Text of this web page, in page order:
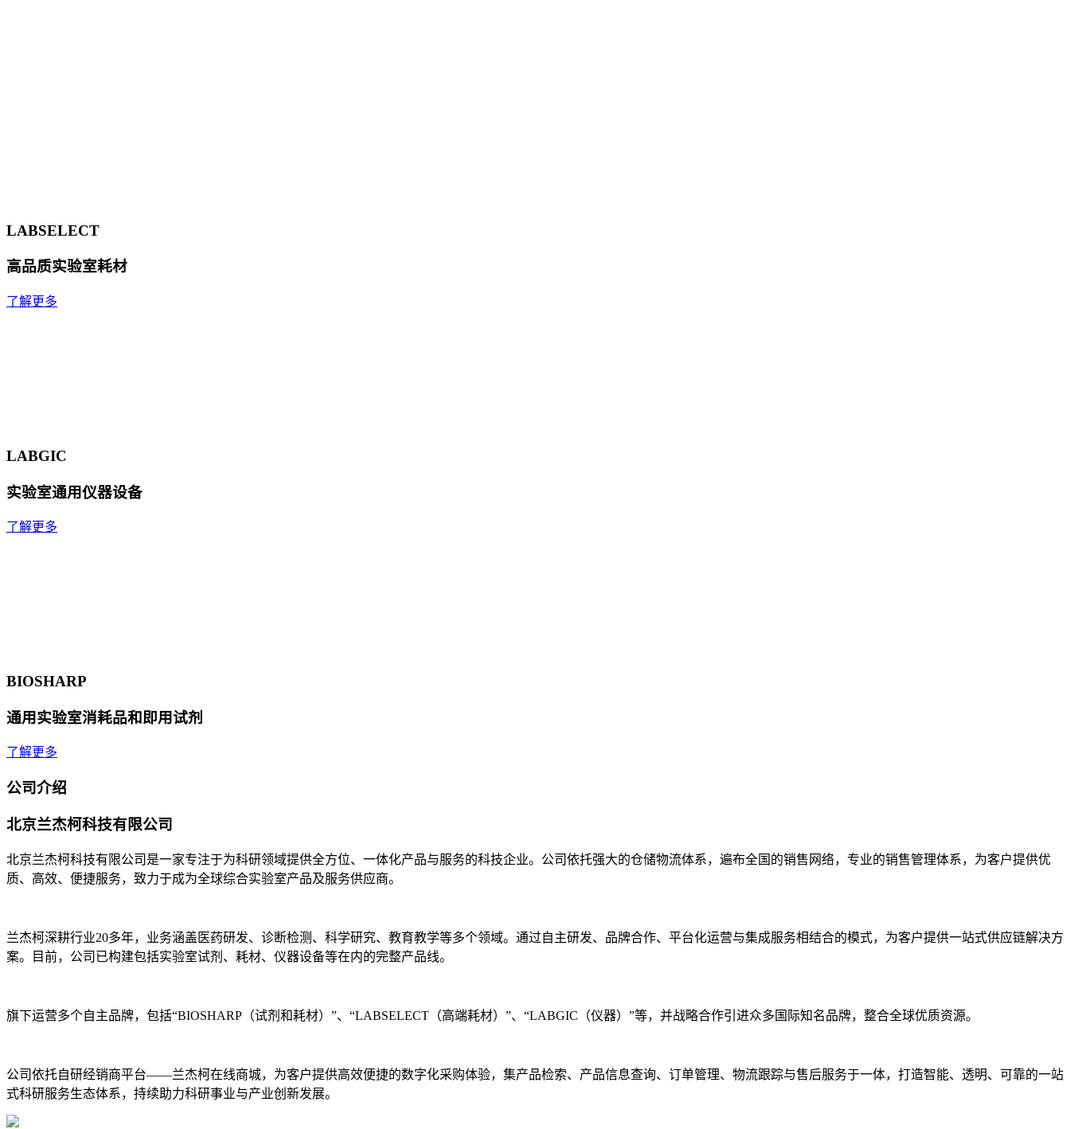
LABSELECT
高品质实验室耗材
了解更多
LABGIC
实验室通用仪器设备
了解更多
BIOSHARP
通用实验室消耗品和即用试剂
了解更多
公司介绍
北京兰杰柯科技有限公司
北京兰杰柯科技有限公司是一家专注于为科研领域提供全方位、一体化产品与服务的科技企业。公司依托强大的仓储物流体系，遍布全国的销售网络，专业的销售管理体系，为客户提供优
质、高效、便捷服务，致力于成为全球综合实验室产品及服务供应商。
兰杰柯深耕行业20多年，业务涵盖医药研发、诊断检测、科学研究、教育教学等多个领域。通过自主研发、品牌合作、平台化运营与集成服务相结合的模式，为客户提供一站式供应链解决方
案。目前，公司已构建包括实验室试剂、耗材、仪器设备等在内的完整产品线。
旗下运营多个自主品牌，包括“BIOSHARP（试剂和耗材）”、“LABSELECT（高端耗材）”、“LABGIC（仪器）”等，并战略合作引进众多国际知名品牌，整合全球优质资源。
公司依托自研经销商平台——兰杰柯在线商城，为客户提供高效便捷的数字化采购体验，集产品检索、产品信息查询、订单管理、物流跟踪与售后服务于一体，打造智能、透明、可靠的一站
式科研服务生态体系，持续助力科研事业与产业创新发展。